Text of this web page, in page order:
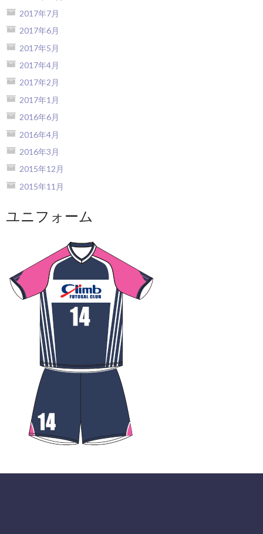
2017年7月
2017年6月
2017年5月
2017年4月
2017年2月
2017年1月
2016年6月
2016年4月
2016年3月
2015年12月
2015年11月
ユニフォーム